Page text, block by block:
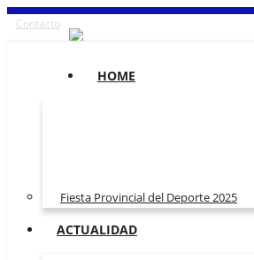
Contacto
HOME
Fiesta Provincial del Deporte 2025
ACTUALIDAD